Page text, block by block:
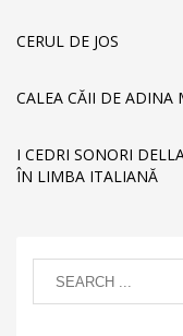
CERUL DE JOS
CALEA CĂII DE ADINA
I CEDRI SONORI
ÎN LIMBA ITALIANĂ